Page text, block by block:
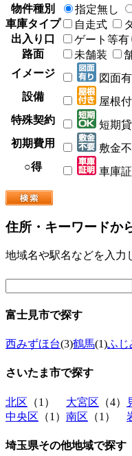
物件種別 指定無し
車庫タイプ
自走式
出入り口
ゲート等有
路面
未舗装
イメージ
図面有
設備
屋根付
特殊契約
短期
初期費用
敷金
○得
車庫
住所・キーワードか
地域名や駅名などを入力
富士見市で探す
西みずほ台(3)鶴馬(1)ふじ
さいたま市で探す
北区 （1） 大宮区 （4）
中央区 （1） 南区 （1）
埼玉県その他地域で探す